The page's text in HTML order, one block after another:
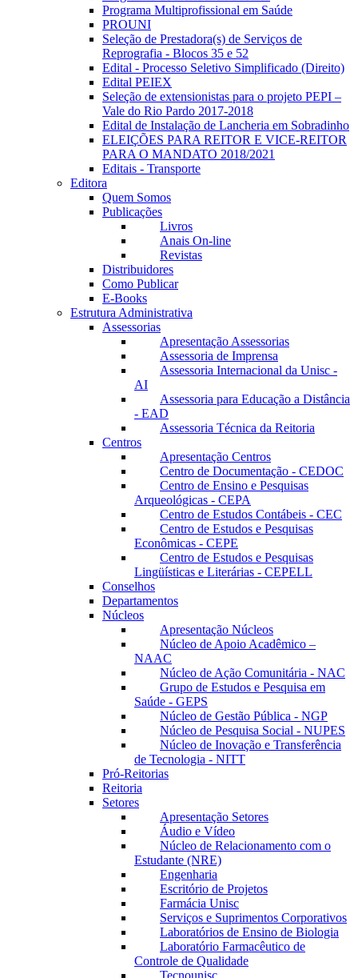
Programa Multiprofissional em Saúde
PROUNI
Seleção de Prestadora(s) de Serviços de
Reprografia - Blocos 35 e 52
Edital - Processo Seletivo Simplificado (Direito)
Edital PEIEX
Seleção de extensionistas para o projeto PEPI –
Vale do Rio Pardo 2017-2018
Edital de Instalação de Lancheria em Sobradinho
ELEIÇÕES PARA REITOR E VICE-REITOR
PARA O MANDATO 2018/2021
Editais - Transporte
Editora
Quem Somos
Publicações
Livros
Anais On-line
Revistas
Distribuidores
Como Publicar
E-Books
Estrutura Administrativa
Assessorias
Apresentação Assessorias
Assessoria de Imprensa
Assessoria Internacional da Unisc -
AI
Assessoria para Educação a Distância
- EAD
Assessoria Técnica da Reitoria
Centros
Apresentação Centros
Centro de Documentação - CEDOC
Centro de Ensino e Pesquisas
Arqueológicas - CEPA
Centro de Estudos Contábeis - CEC
Centro de Estudos e Pesquisas
Econômicas - CEPE
Centro de Estudos e Pesquisas
Lingüísticas e Literárias - CEPELL
Conselhos
Departamentos
Núcleos
Apresentação Núcleos
Núcleo de Apoio Acadêmico –
NAAC
Núcleo de Ação Comunitária - NAC
Grupo de Estudos e Pesquisa em
Saúde - GEPS
Núcleo de Gestão Pública - NGP
Núcleo de Pesquisa Social - NUPES
Núcleo de Inovação e Transferência
de Tecnologia - NITT
Pró-Reitorias
Reitoria
Setores
Apresentação Setores
Áudio e Vídeo
Núcleo de Relacionamento com o
Estudante (NRE)
Engenharia
Escritório de Projetos
Farmácia Unisc
Serviços e Suprimentos Corporativos
Laboratórios de Ensino de Biologia
Laboratório Farmacêutico de
Controle de Qualidade